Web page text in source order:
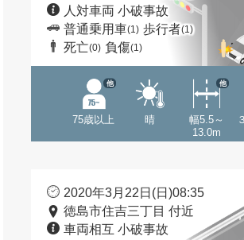
人対車両 小破事故
普通乗用車(1) 歩行者(1)
死亡(0) 負傷(1)
75歳以上
他
晴
幅5.5～
13.0m
他
2020年3月22日(日)08:35
徳島市住吉三丁目 付近
車両相互 小破事故